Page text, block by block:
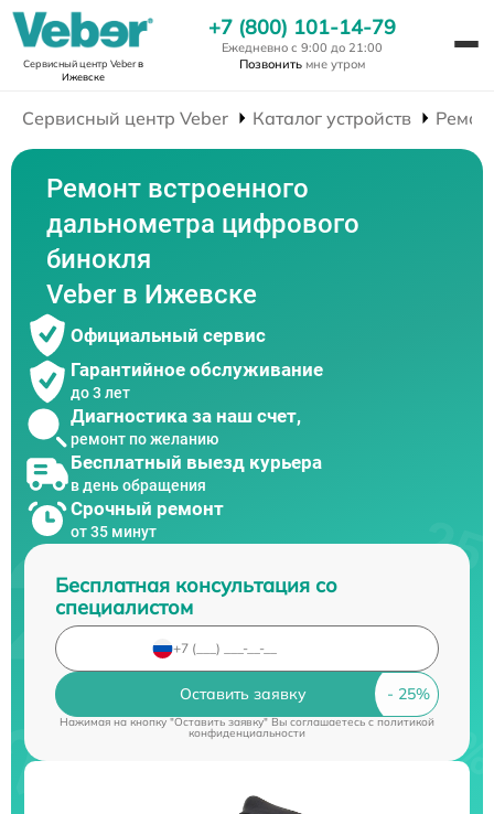
Сервисный центр Veberв
Ижевске
+7 (800) 101-14-79
Ежедневно с 9:00 до 21:00
Позвонить мне утром
Сервисный центр Veber Каталог устройств
Ремонт встроенного
дальнометра цифрового
бинокля
Veber в Ижевске
Официальный сервис
Гарантийное обслуживание
до 3 лет
Диагностика за наш счет,
ремонт по желанию
Бесплатный выезд курьера
в день обращения
Срочный ремонт
от 35 минут
Бесплатная консультация со
специалистом
Оставить заявку
Нажимая на кнопку "Оставить заявку" Вы соглашаетесь cполитикой
конфиденциальности